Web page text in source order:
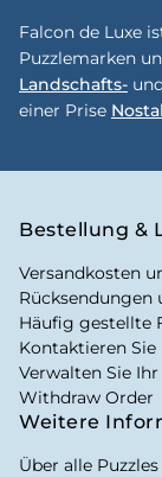
Falcon de Luxe
Puzzlemarken
Landschafts- und
einer Prise
Bestellung &
Versandkosten
Rücksendungen
Häufig gestellte
Kontaktieren Sie
Verwalten Sie
Withdraw Order
Weitere
Über alle Puzzles